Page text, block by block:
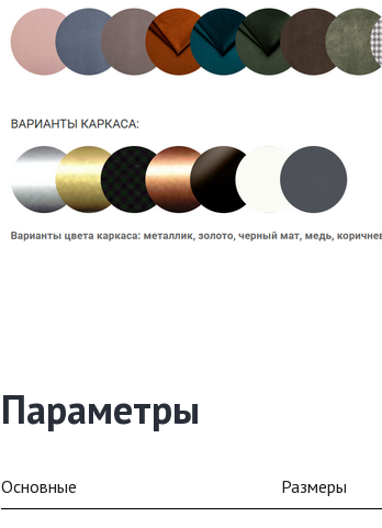
Параметры
Основные Размеры